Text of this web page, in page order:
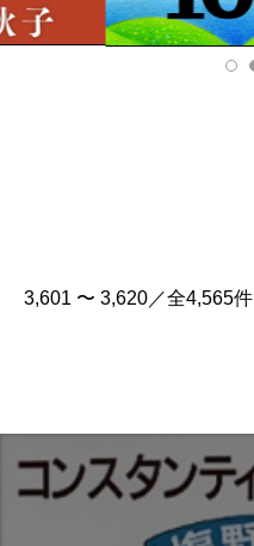
Pre
v
3,601 〜 3,620／全4,565件